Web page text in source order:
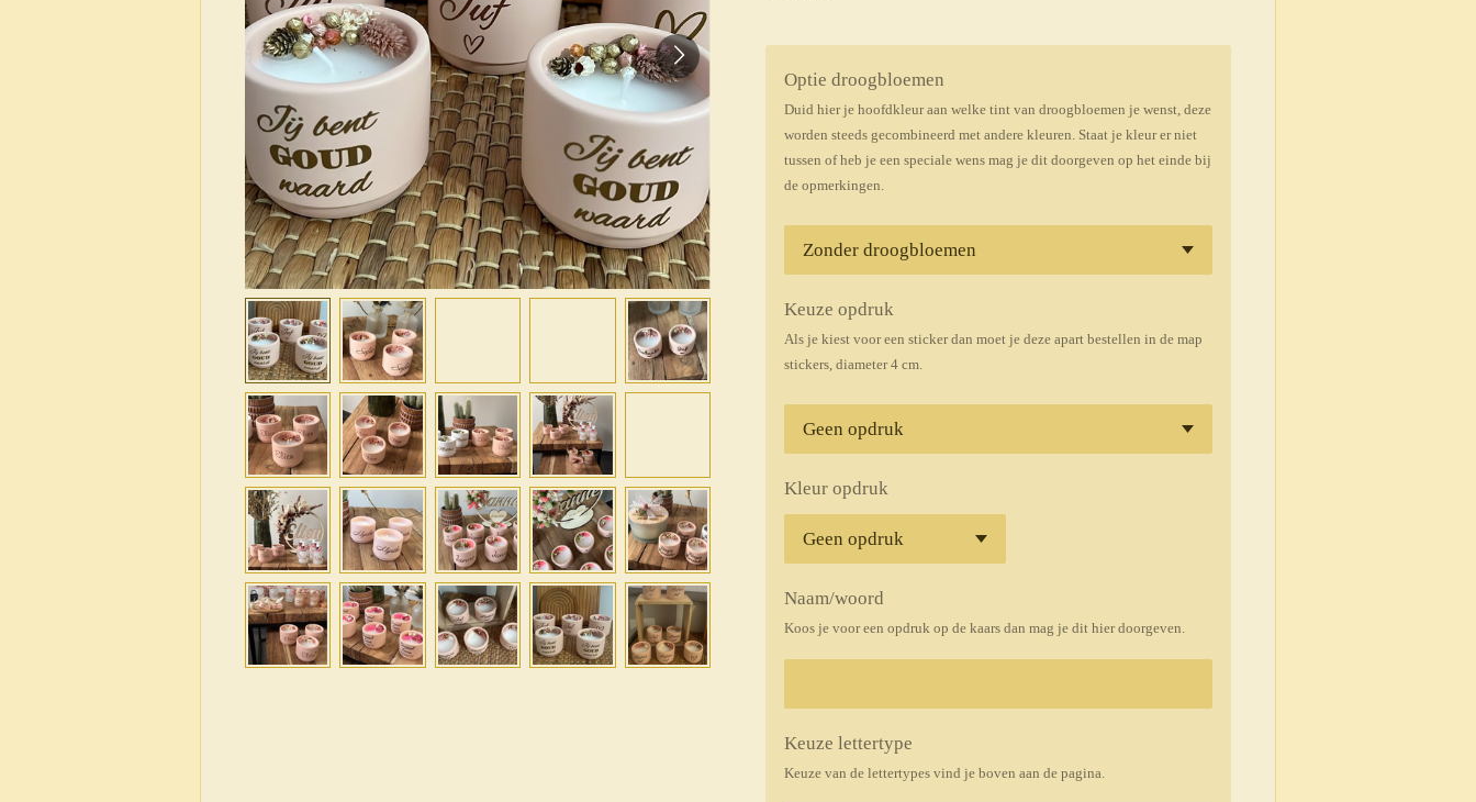
Optie droogbloemen
Duid hier je hoofdkleur aan welke tint van droogbloemen je wenst, deze
worden steeds gecombineerd met andere kleuren. Staat je kleur er niet
tussen of heb je een speciale wens mag je dit doorgeven op het einde bij
de opmerkingen.
Keuze opdruk
Als je kiest voor een sticker dan moet je deze apart bestellen in de map
stickers, diameter 4 cm.
Kleur opdruk
Naam/woord
Koos je voor een opdruk op de kaars dan mag je dit hier doorgeven.
Keuze lettertype
Keuze van de lettertypes vind je boven aan de pagina.